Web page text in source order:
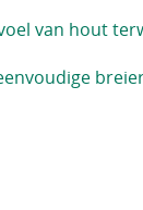
van hout